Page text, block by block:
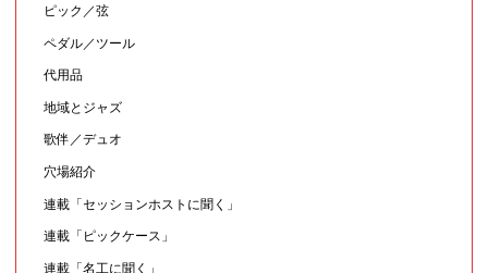
ピック／弦
ペダル／ツール
代用品
地域とジャズ
歌伴／デュオ
穴場紹介
連載「セッションホストに聞く」
連載「ピックケース」
連載「名工に聞く」